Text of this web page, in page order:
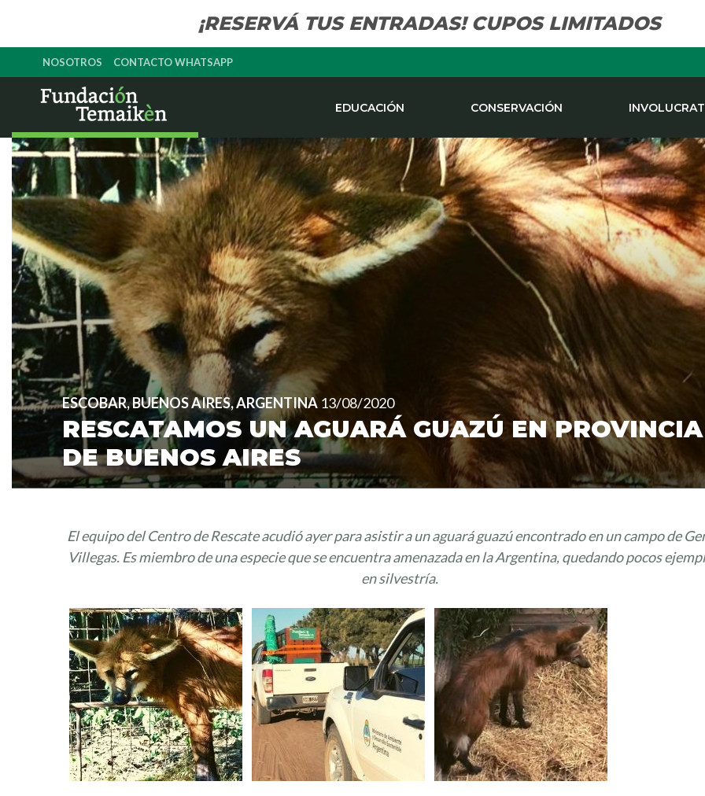
¡RESERVÁ TUS ENTRADAS! CUPOS LIMITADOS
NOSOTROS CONTACTO WHATSAPP
EDUCACIÓN CONSERVACIÓN
ESCOBAR, BUENOS AIRES, ARGENTINA 13/08/2020
RESCATAMOS UN AGUARÁ GUAZÚ EN PROVINCIA
DE BUENOS AIRES
El equipo del Centro de Rescate acudió ayer para asistir a un aguará guazú encontrado en un campo de
Villegas. Es miembro de una especie que se encuentra amenazada en la Argentina, quedando pocos
en silvestría.